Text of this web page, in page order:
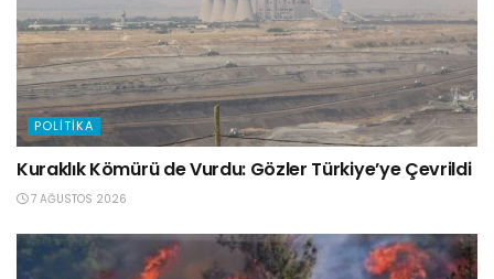
POLITIKA
Kuraklık Kömürü de Vurdu: Gözler Türkiye’ye Çevrildi
7 AĞUSTOS 2026